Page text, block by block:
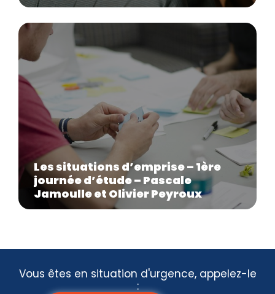
Les situations d’emprise – 1ère
journée d’étude – Pascale
Jamoulle et Olivier Peyroux
Vous êtes en situation d'urgence, appelez-le
: